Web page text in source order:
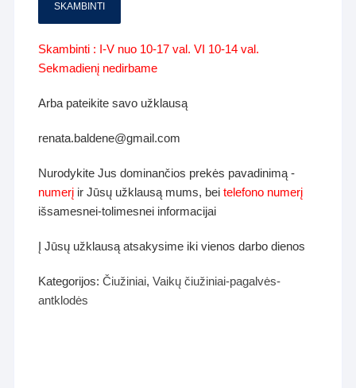
SKAMBINTI
Skambinti : I-V nuo 10-17 val. VI 10-14 val.
Sekmadienį nedirbame
Arba pateikite savo užklausą
renata.baldene@gmail.com
Nurodykite Jus dominančios prekės pavadinimą -
numerį ir Jūsų užklausą mums, beitelefono numerį
išsamesnei-tolimesnei informacijai
Į Jūsų užklausą atsakysime iki vienos darbo dienos
Kategorijos:Čiužiniai,Vaikų čiužiniai-pagalvės-
antklodės